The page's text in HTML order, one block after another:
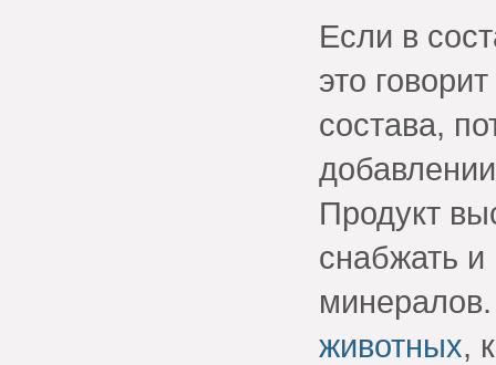
Если в
это
состава,
Продукт
снабжать
животных,